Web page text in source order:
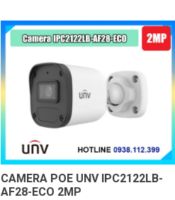
CAMERA POE UNV IPC2122LB-
AF28-ECO 2MP